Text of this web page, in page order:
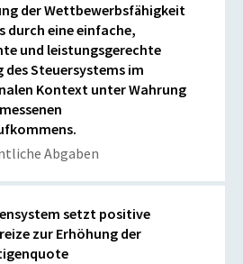
der Wettbewerbsfähigkeit
durch eine einfache,
und leistungsgerechte
des Steuersystems im
Kontext unter Wahrung
Abgaben
setzt positive
zur Erhöhung der